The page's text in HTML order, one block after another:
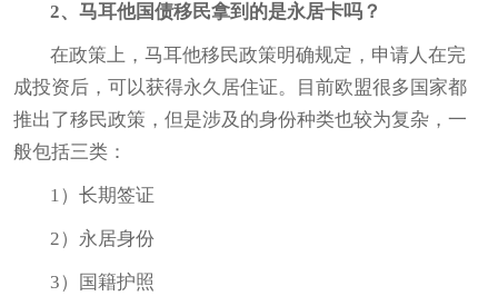
2、马耳他国债移民拿到的是永居卡吗？
在政策上，马耳他移民政策明确规定，申请人在完
成投资后，可以获得永久居住证。目前欧盟很多国家都
推出了移民政策 ，但是涉及的身份种类也较为复杂，一
般包括三类：
1）长期签证
2）永居身份
3）国籍护照